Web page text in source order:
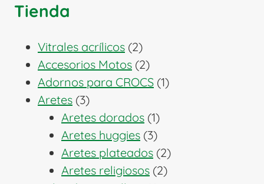
Tienda
Vitrales acrílicos 22
productos
Accesorios Motos 22
productos
Adornos para CROCS 11
Aretes 33
productos
Aretes dorados 11
producto
Aretes huggies 33
productos
Aretes plateados 22
productos
Aretes religiosos 22